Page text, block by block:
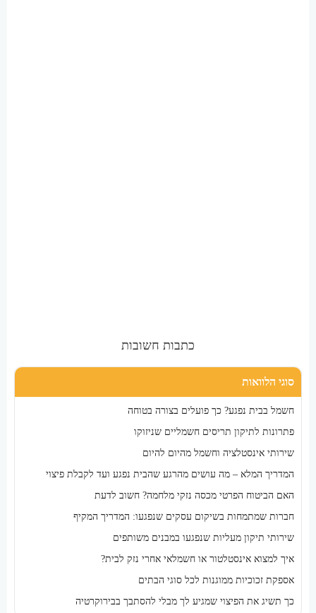
כתבות חשובות
סוגי הלוואות
חשמל בבית נפגע? כך פועלים בצורה בטוחה
פתרונות לתיקון תריסים חשמליים שניזוקו
שירותי אינסטלציה וחשמל מהיום להיום
המדריך המלא – מה עושים מהרגע שהבית נפגע ועד לקבלת פיצוי
האם הביטוח הפרטי מכסה נזקי מלחמה? חשוב לדעת
חברות שמתמחות בשיקום עסקים שנפגעו: המדריך המקיף
שירותי תיקון מעליות שנפגעו במבנים משותפים
איך למצוא אינסטלטור או חשמלאי אחרי נזק לבית?
אספקת זכוכיות ממוגנות לכל סוגי הבתים
כך תשיג את הפיצוי שמגיע לך מבלי להסתבך בבירוקרטיה